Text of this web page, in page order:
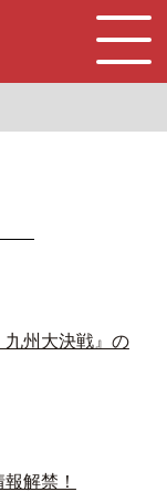
州大決戦』の
解禁！